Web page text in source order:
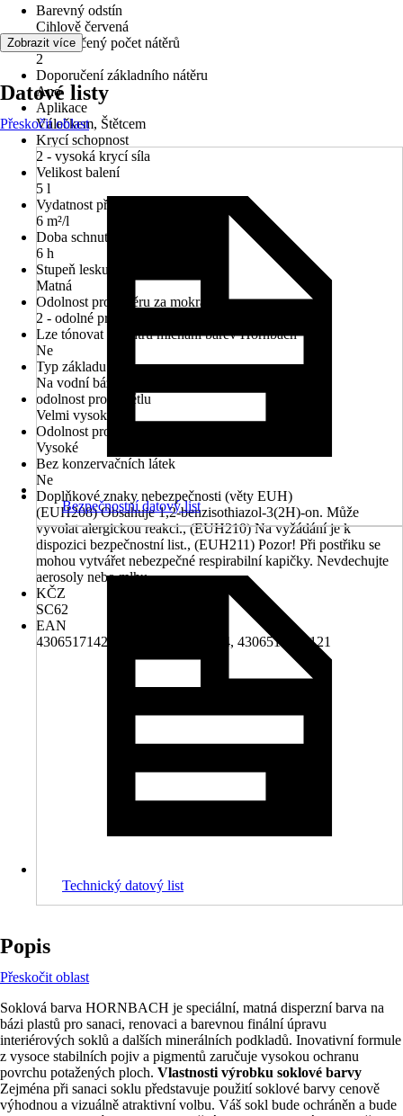
Barevný odstín
Cihlově červená
Doporučený počet nátěrů
2
Doporučení základního nátěru
Ano
Aplikace
Válečkem, Štětcem
Krycí schopnost
2 - vysoká krycí síla
Velikost balení
5 l
Vydatnost při jednom nátěru
6 m²/l
Doba schnutí cca
6 h
Stupeň lesku
Matná
Odolnost proti otěru za mokra
2 - odolné proti otěru
Lze tónovat v centru míchání barev Hornbach
Ne
Typ základu
Na vodní bázi
odolnost proti světlu
Velmi vysoké
Odolnost proti povětrnostním vlivům
Vysoké
Bez konzervačních látek
Ne
Doplňkové znaky nebezpečnosti (věty EUH)
(EUH208) Obsahuje 1,2-benzisothiazol-3(2H)-on. Může
vyvolat alergickou reakci., (EUH210) Na vyžádání je k
dispozici bezpečnostní list., (EUH211) Pozor! Při postřiku se
mohou vytvářet nebezpečné respirabilní kapičky. Nevdechujte
aerosoly nebo mlhu.
KČZ
SC62
EAN
4306517142582, 4306517142964, 4306517143121
Zobrazit více
Datové listy
Přeskočit oblast
Bezpečnostní datový list
Technický datový list
Popis
Přeskočit oblast
Soklová barva HORNBACH je speciální, matná disperzní barva na
bázi plastů pro sanaci, renovaci a barevnou finální úpravu
interiérových soklů a dalších minerálních podkladů. Inovativní formule
z vysoce stabilních pojiv a pigmentů zaručuje vysokou ochranu
povrchu potažených ploch. Vlastnosti výrobku soklové barvy
Zejména při sanaci soklu představuje použití soklové barvy cenově
výhodnou a vizuálně atraktivní volbu. Váš sokl bude ochráněn a bude